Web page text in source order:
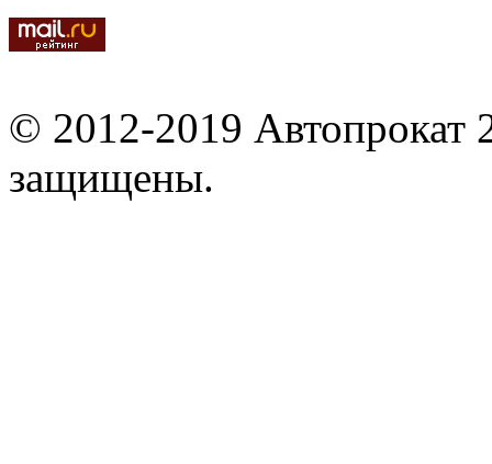
© 2012-2019 Автопрокат
защищены.